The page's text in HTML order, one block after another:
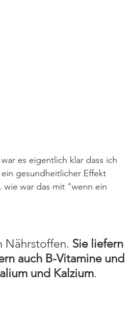
es eigentlich klar dass ich
gesundheitlicher Effekt
war das mit "wenn ein
Nährstoffen. Sie liefern
auch B-Vitamine und
und Kalzium.